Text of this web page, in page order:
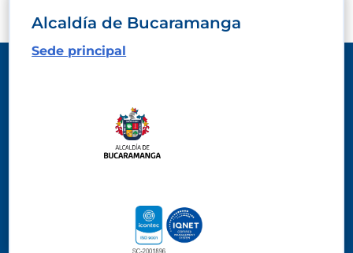
Alcaldía de Bucaramanga
Sede principal